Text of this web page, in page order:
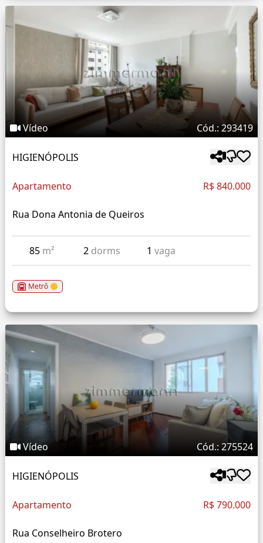
Vídeo Cód.: 293419
HIGIENÓPOLIS
Apartamento R$ 840.000
Rua Dona Antonia de Queiros
85 m² 2 dorms 1vaga
Metrô
Vídeo Cód.: 275524
HIGIENÓPOLIS
Apartamento R$ 790.000
Rua Conselheiro Brotero